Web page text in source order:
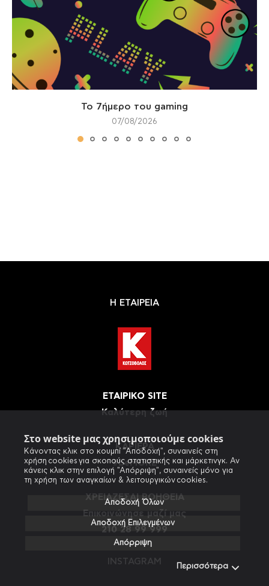
Στο website μας χρησιμοποιούμε cookies
Κάνοντας κλικ στο κουμπί "Αποδοχή", συναινείς στη
χρήση cookies για σκοπούς στατιστικής και μάρκετινγκ. Αν
κάνεις κλικ στην επιλογή "Απόρριψη", συναινείς μόνο για
τη χρήση των αναγκαίων & λειτουργικών cookies.
Αποδοχή Όλων
Αποδοχή Επιλεγμένων
Απόρριψη
Περισσότερα
Το 7ήμερο του gaming
07/08/2026
Η ΕΤΑΙΡΕΙΑ
ΕΤΑΙΡΙΚΟ SITE
Καλύτερη ζωή
ΚΑΡΙΕΡΑ
#beMORE
ΧΡΕΙΑΖΕΣΑΙ ΒΟΗΘΕΙΑ
Eπικοινώνησε μαζί μας
210 28 99 999
INSTAGRAM